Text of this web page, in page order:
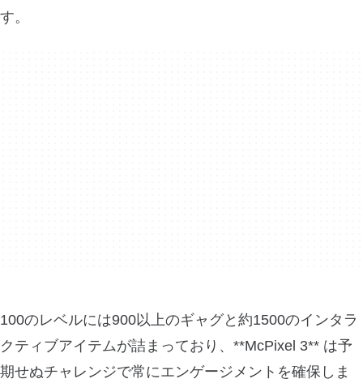
す。
100のレベルには900以上のギャグと約1500のインタラ
クティブアイテムが詰まっており、**McPixel 3** は予
期せぬチャレンジで常にエンゲージメントを確保しま